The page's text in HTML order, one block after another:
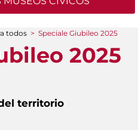
todos > Speciale Giubileo 2025
2025
territorio